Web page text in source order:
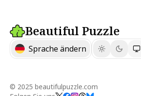
Beautiful Puzzle
Sprache ändern
© 2025 beautifulpuzzle.com